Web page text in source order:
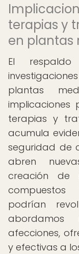
terapias y
en plantas
El
plantas
terapias y
acumula
seguridad de
abren
creación de
compuestos
podrían
abordamos
afecciones,
y efectivas a